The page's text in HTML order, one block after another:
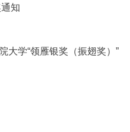
知
大学“领雁银奖（振翅奖）”